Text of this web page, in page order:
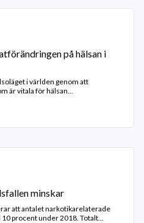
på hälsan i
i världen genom att
är vitala för hälsan...
minskar
att antalet narkotikarelaterade
procent under 2018. Totalt...